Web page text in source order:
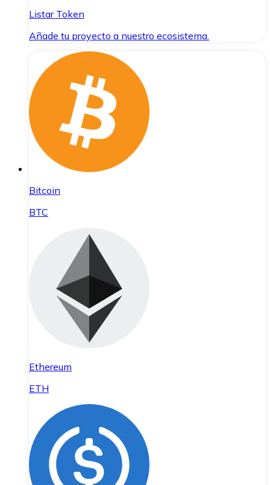
Listar Token
Añade tu proyecto a nuestro ecosistema.
Bitcoin
BTC
Ethereum
ETH